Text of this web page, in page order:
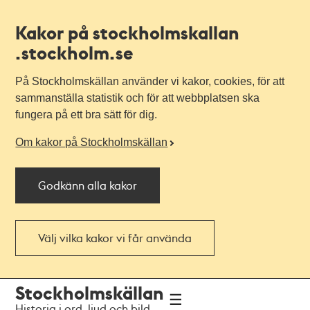
Kakor på stockholmskallan
.stockholm.se
På Stockholmskällan använder vi kakor, cookies, för att
sammanställa statistik och för att webbplatsen ska
fungera på ett bra sätt för dig.
Om kakor på Stockholmskällan
Godkänn alla kakor
Välj vilka kakor vi får använda
navigationen
huvudinnehållet
Stockholmskällan